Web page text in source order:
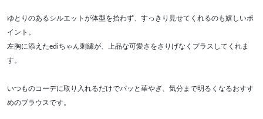
ゆとりのあるシルエットが体型を拾わず、すっきり見せてくれるのも嬉しいポ
イント。
左胸に添えたediちゃん刺繍が、上品な可愛さをさりげなくプラスしてくれま
す。
いつものコーデに取り入れるだけでパッと華やぎ、気分まで明るくなるおすす
めのブラウスです。